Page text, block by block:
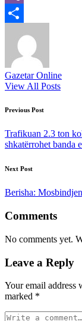
Viber
Gazetar Online
View All Posts
Post
navigation
Previous Post
Trafikuan 2.3 ton
shkatërrohet banda
Next Post
Berisha:
Comments
No comments yet.
Leave a Reply
Your email address
marked *